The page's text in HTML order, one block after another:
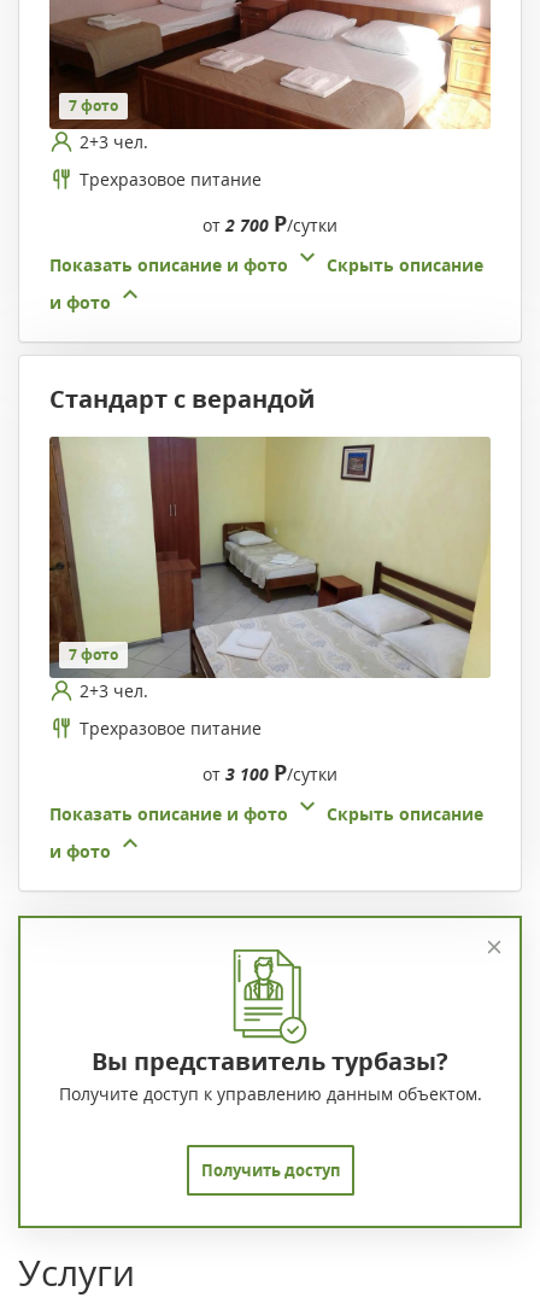
7 фото
2+3 чел.
Трехразовое питание
от2 700 Р/сутки
Показать описание и фото
Скрыть описание
и фото
Стандарт с верандой
7 фото
2+3 чел.
Трехразовое питание
от 3 100 Р/сутки
Показать описание и фото
Скрыть описание
и фото
Вы представитель турбазы?
Получите доступ к управлению данным объектом.
Получить доступ
Услуги